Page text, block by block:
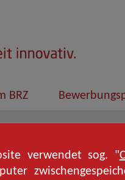
BRZ
entschuldigen Sie,
verwendet sog. "